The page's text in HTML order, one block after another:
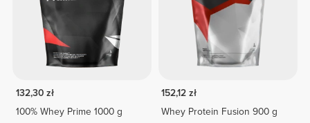
132,30 zł
100% Whey Prime 1000 g
152,12 zł
Whey Protein Fusion 900 g